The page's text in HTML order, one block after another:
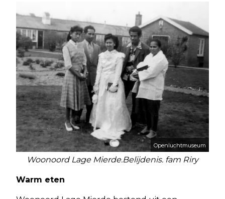
Openluchtmuseum
Woonoord Lage Mierde.Belijdenis. fam Riry
Warm eten